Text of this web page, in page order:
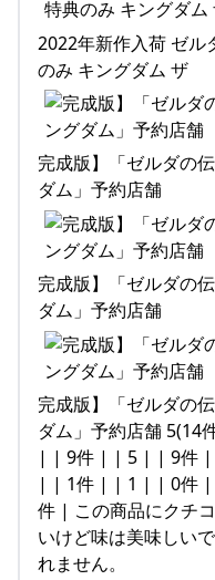
2022年新作入荷 ゼル
のみ キングダム ザ
完成版】「ゼルダの
ダム」予約店舗
完成版】「ゼルダの
ダム」予約店舗
完成版】「ゼルダの
ダム」予約店舗
| | 9件 | | 5 | | 9件
| | 1件 | | 1 | | 0件
件 | この商品にク
いけど味は美味しい
れません。